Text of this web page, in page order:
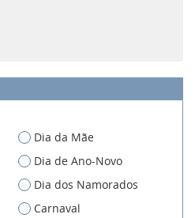
Dia da Mãe
Dia de Ano-Novo
Dia dos Namorados
Carnaval